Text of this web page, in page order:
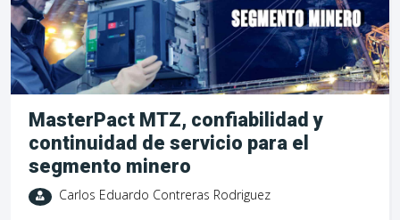
MasterPact MTZ, confiabilidad y
continuidad de servicio para el
segmento minero
Carlos Eduardo Contreras Rodriguez